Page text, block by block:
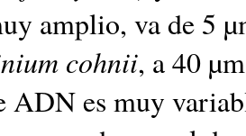
amplio, va de 5
cohnii, a 40
ADN es muy